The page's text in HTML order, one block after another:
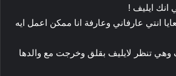
انك ايليف !
انتي عارفاني وعارفة انا ممكن اعمل ايه
وهي تنظر لايليف بقلق وخرجت مع والدها